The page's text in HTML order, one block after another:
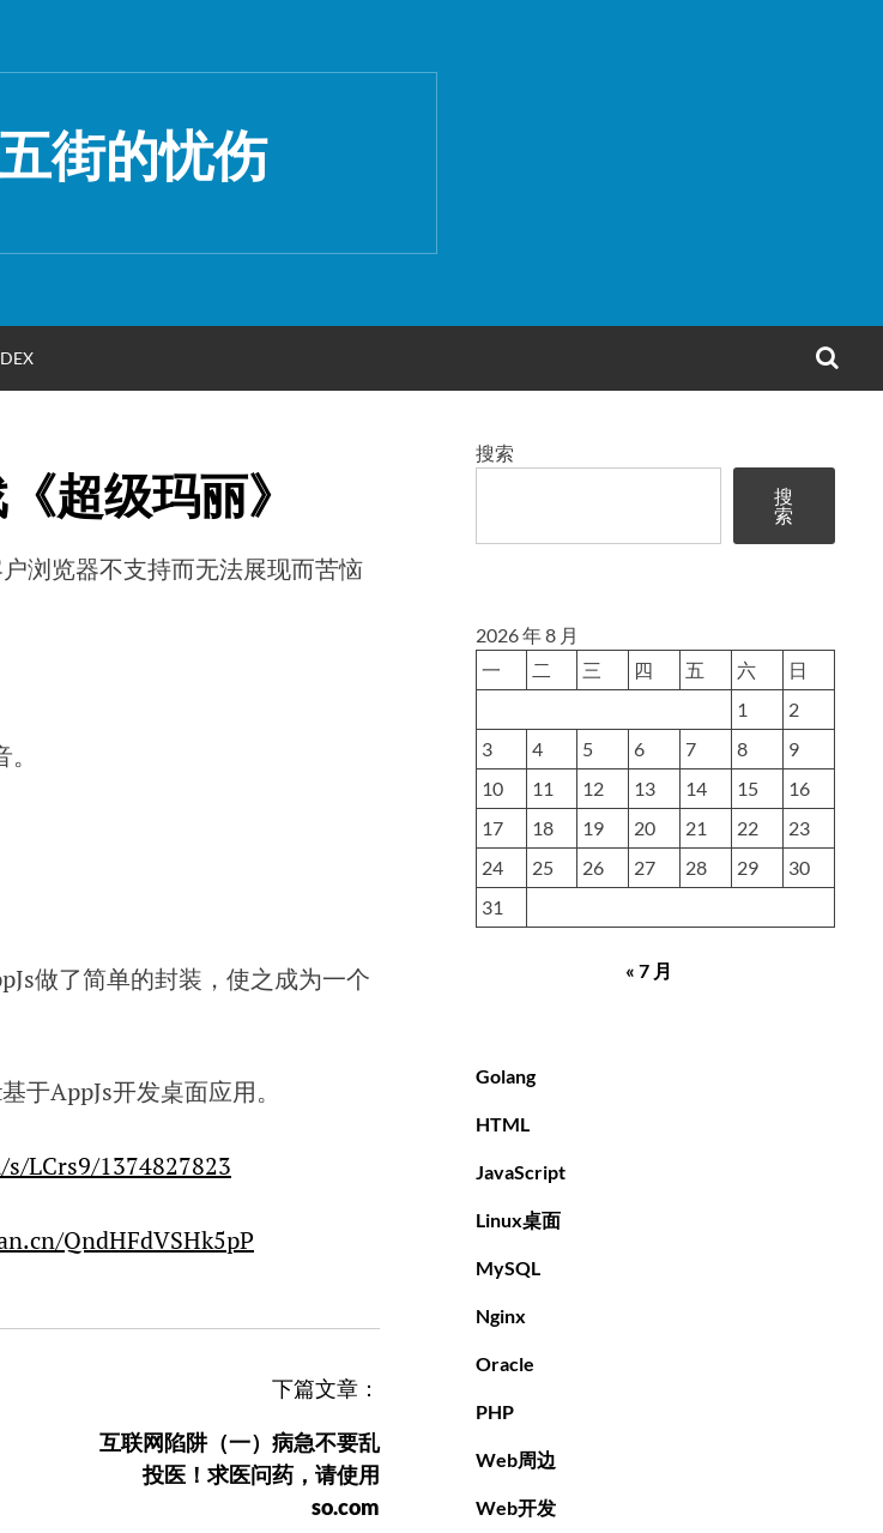
街的忧伤
超级玛丽》
浏览器不支持而无法展现而苦恼
做了简单的封装，使之成为一个
AppJs开发桌面应用。
LCrs9/1374827823
QndHFdVSHk5pP
下篇文章：
互联网陷阱（一）病急不要乱
投医！求医问药，请使用
so.com
搜索
搜
索
2026 年 8 月
一
二 三 四 五 六
日
1
2
3
4 5 6 7 8
9
10
11 12 13 14 15
16
17
18 19 20 21 22
23
24
25 26 27 28 29
30
31
« 7 月
Golang
HTML
JavaScript
Linux桌面
MySQL
Nginx
Oracle
PHP
Web周边
Web开发